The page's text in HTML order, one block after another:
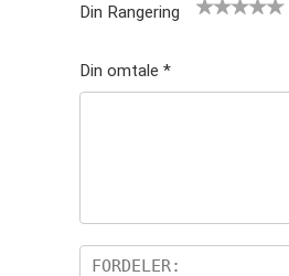
Din Rangering
5
stjer
er
Din omtale *